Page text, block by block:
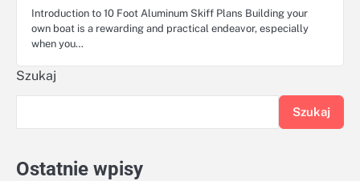
Introduction to 10 Foot Aluminum Skiff Plans Building your
own boat is a rewarding and practical endeavor, especially
when you…
Szukaj
Szukaj
Ostatnie wpisy